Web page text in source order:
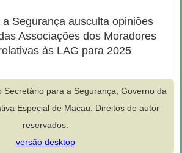
Segurança ausculta opiniões
Associações dos Moradores
às LAG para 2025
para a Segurança, Governo da
Especial de Macau. Direitos de autor
reservados.
versão desktop